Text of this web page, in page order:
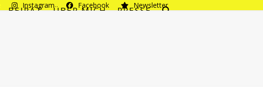
Instagram Facebook Newsletter
BEIRAT ÜBER MICH PRESSE